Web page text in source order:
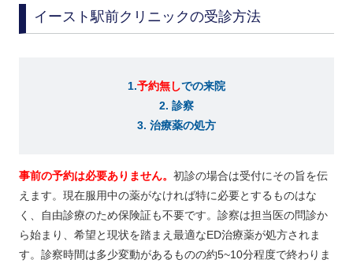
イースト駅前クリニックの受診方法
1.予約無しでの来院
2. 診察
3. 治療薬の処方
事前の予約は必要ありません。 初診の場合は受付にその旨を伝
えます。現在服用中の薬がなければ特に必要とするものはな
く、自由診療のため保険証も不要です。診察は担当医の問診か
ら始まり、希望と現状を踏まえ最適なED治療薬が処方されま
す。診察時間は多少変動があるものの約5~10分程度で終わりま